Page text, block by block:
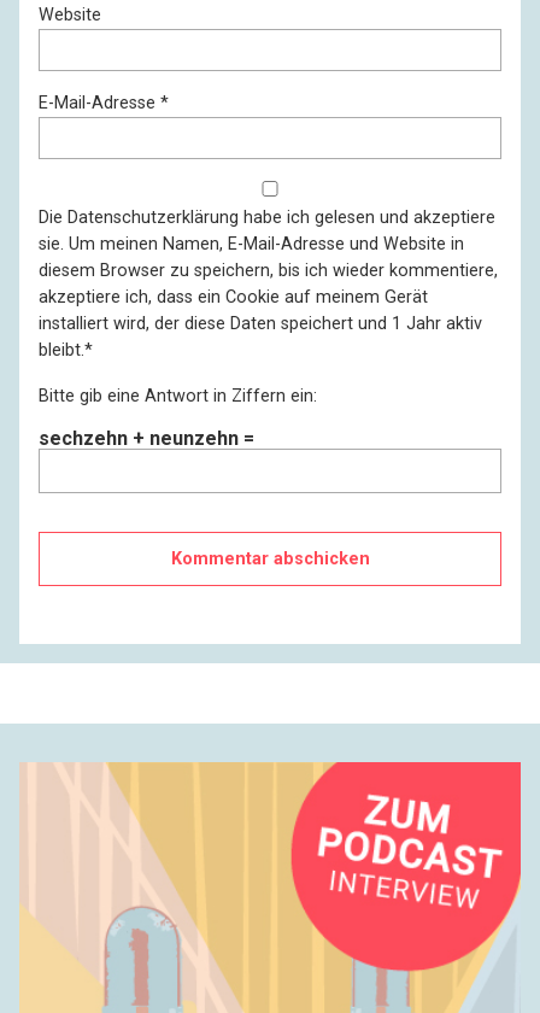
Website
E-Mail-Adresse *
Die Datenschutzerklärung habe ich gelesen und akzeptiere
sie. Um meinen Namen, E-Mail-Adresse und Website in
diesem Browser zu speichern, bis ich wieder kommentiere,
akzeptiere ich, dass ein Cookie auf meinem Gerät
installiert wird, der diese Daten speichert und 1 Jahr aktiv
bleibt.*
Bitte gib eine Antwort in Ziffern ein:
sechzehn + neunzehn =